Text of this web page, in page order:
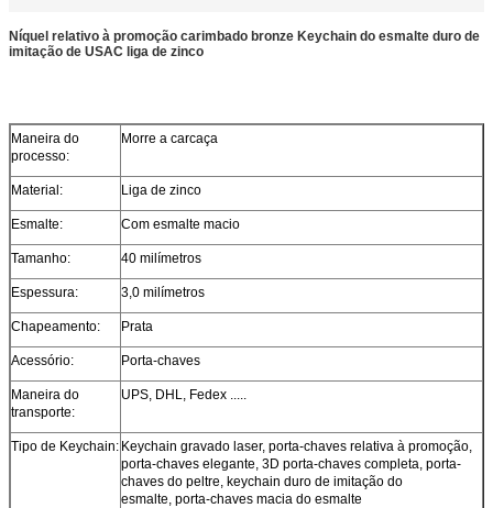
Níquel relativo à promoção carimbado bronze Keychain do esmalte duro de
imitação de USAC liga de zinco
Maneira do
processo:
Morre a carcaça
Material: Liga de zinco
Esmalte: Com esmalte macio
Tamanho: 40 milímetros
Espessura: 3,0 milímetros
Chapeamento: Prata
Acessório: Porta-chaves
Maneira do
transporte:
UPS, DHL, Fedex .....
Tipo de Keychain: Keychain gravado laser, porta-chaves relativa à promoção,
porta-chaves elegante, 3D porta-chaves completa, porta-
chaves do peltre, keychain duro de imitação do
esmalte, porta-chaves macia do esmalte